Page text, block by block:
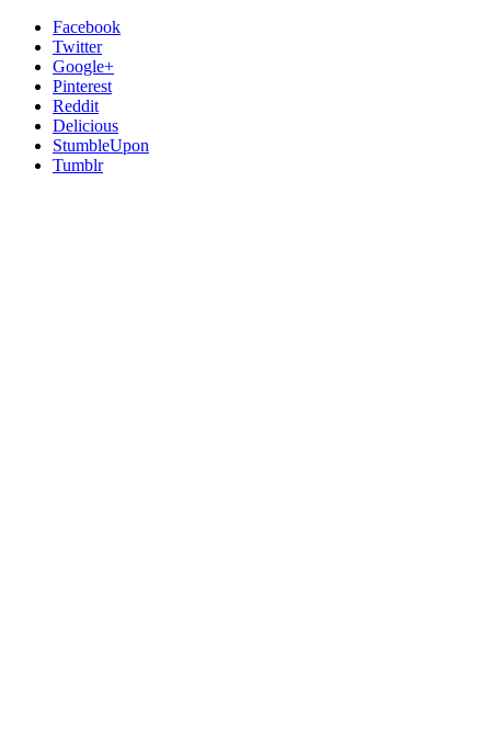
Facebook
Twitter
Google+
Pinterest
Reddit
Delicious
StumbleUpon
Tumblr